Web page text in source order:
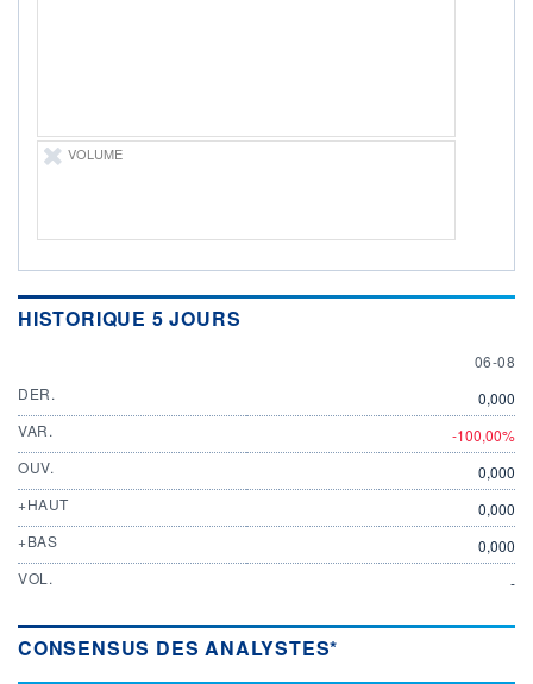
VOLUME
HISTORIQUE 5 JOURS
6
06-08
DER.
0,000
VAR.
-100,00%
OUV.
0,000
+HAUT
0,000
+BAS
0,000
VOL.
-
CONSENSUS DES ANALYSTES*